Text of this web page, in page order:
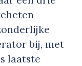
bij, met
laatste